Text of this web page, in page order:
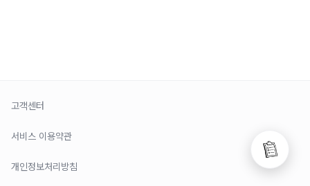
고객센터
서비스 이용약관
개인정보처리방침